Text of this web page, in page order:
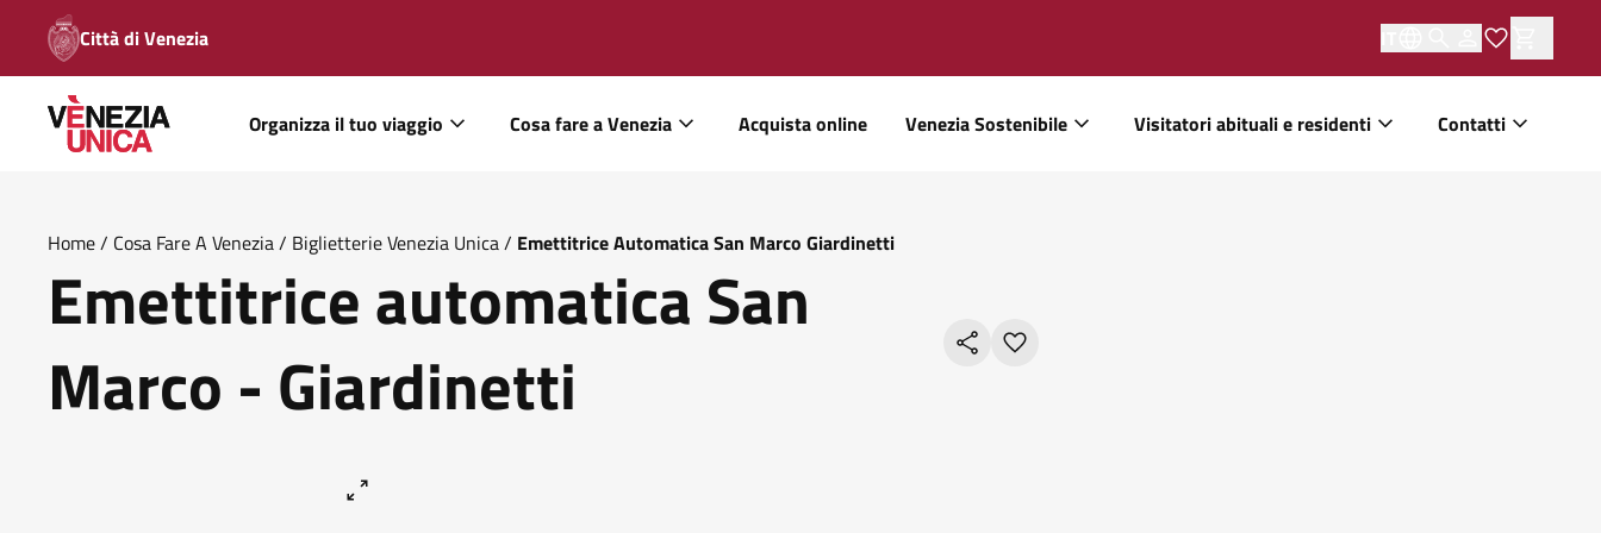
Città di Venezia
Organizza il tuo viaggio Cosa fare a Venezia Acquista online Venezia Sostenibile Visitatori abituali e residenti Contatti
Home/ Cosa Fare A Venezia/ Biglietterie Venezia Unica/ Emettitrice Automatica San Marco Giardinetti
Emettitrice automatica San
Marco - Giardinetti